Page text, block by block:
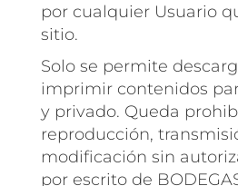
por cualquier Usuario
sitio.
Solo se permite
imprimir contenidos
y privado. Queda
reproducción,
modificación sin
por escrito de